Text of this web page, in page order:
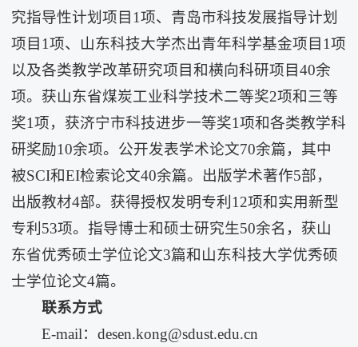
究指导性计划项目1项、青岛市科技发展指导计划
项目1项、山东科技大学杰出青年科学基金项目1项
以及各类教学改革研究项目和横向科研项目40余
项。获山东省煤炭工业科学技术二等奖2项和三等
奖1项，获济宁市科技进步一等奖1项和各类教学科
研奖励10余项。公开发表学术论文70余篇，其中
被SCI和EI检索论文40余篇。出版学术著作5部，
出版教材4部。获得授权发明专利12项和实用新型
专利53项。指导博士和硕士研究生50余名，获山
东省优秀硕士学位论文3篇和山东科技大学优秀硕
士学位论文4篇。
联系方式
E-mail：desen.kong@sdust.edu.cn